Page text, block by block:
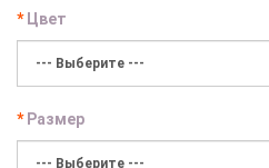
Цвет
Размер